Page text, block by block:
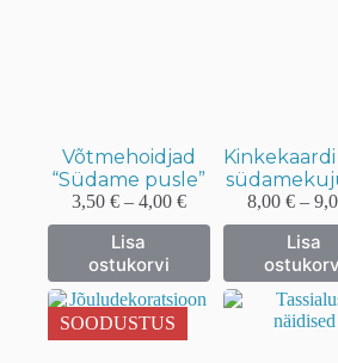
Võtmehoidjad
“Südame pusle”
3,50 € – 4,00 €Hinnavahemik:
3,50 €
Lisa
ostukorvi
Sellel
tootel
on
mitu
varianti.
Valikuid
8,00 € –
LisaSellel
on
mitu
SOODUSTUS